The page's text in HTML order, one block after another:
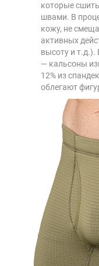
которые
швами. В
кожу, не
активных
высоту и т.д.).
— кальсоны
12% из
облегают